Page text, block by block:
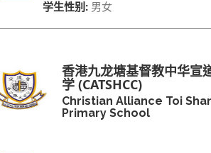
学生性别: 男女
香港九龙塘基督教中华宣
学 (CATSHCC)
Christian Alliance Toi
Primary School